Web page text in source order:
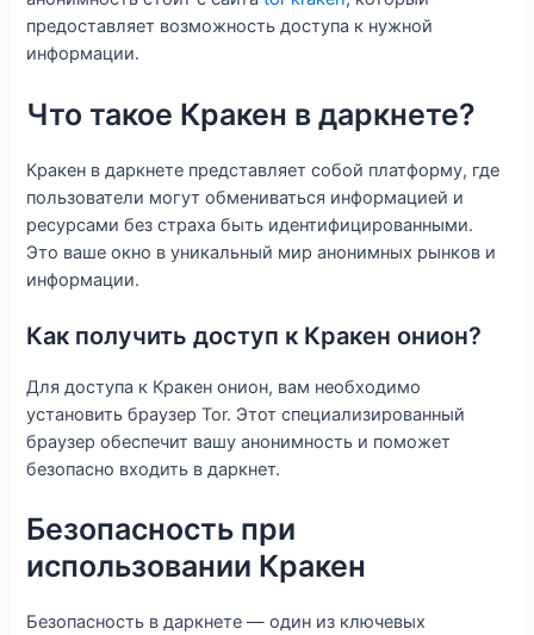
предоставляет возможность доступа к нужной
информации.
Что такое Кракен в даркнете?
Кракен в даркнете представляет собой платформу, где
пользователи могут обмениваться информацией и
ресурсами без страха быть идентифицированными.
Это ваше окно в уникальный мир анонимных рынков и
информации.
Как получить доступ к Кракен онион?
Для доступа к Кракен онион, вам необходимо
установить браузер Tor. Этот специализированный
браузер обеспечит вашу анонимность и поможет
безопасно входить в даркнет.
Безопасность при
использовании Кракен
Безопасность в даркнете — один из ключевых